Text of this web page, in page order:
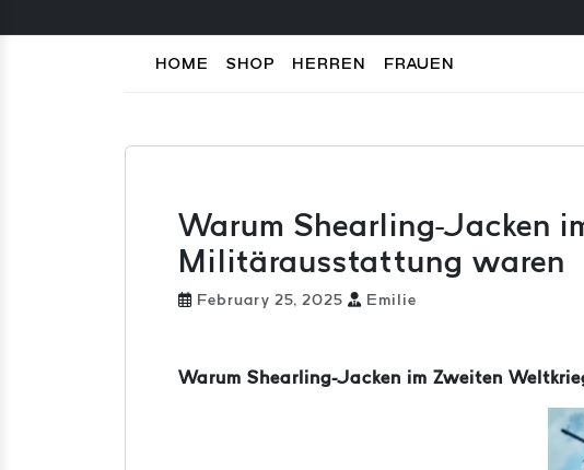
HOME SHOP HERREN FRAUEN
Warum Shearling-Jacken
Militärausstattung waren
February 25, 2025 Emilie
Warum Shearling-Jacken im Zweiten